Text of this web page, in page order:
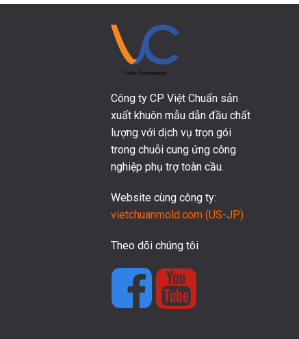
Công ty CP Việt Chuẩn sản
xuất khuôn mẫu dẫn đầu chất
lượng với dịch vụ trọn gói
trong chuỗi cung ứng công
nghiệp phụ trợ toàn cầu.
Website cùng công ty:
vietchuanmold.com (US-JP)
Theo dõi chúng tôi